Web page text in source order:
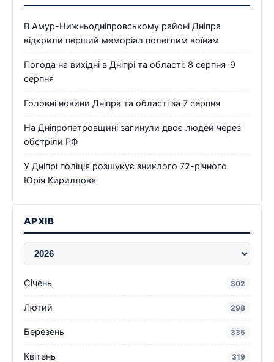
В Амур-Нижньодніпровському районі Дніпра
відкрили перший меморіал полеглим воїнам
Погода на вихідні в Дніпрі та області: 8 серпня–9
серпня
Головні новини Дніпра та області за 7 серпня
На Дніпропетровщині загинули двоє людей через
обстріли РФ
У Дніпрі поліція розшукує зниклого 72-річного
Юрія Кириллова
АРХІВ
Січень 302
Лютий 298
Березень 335
Квітень 319